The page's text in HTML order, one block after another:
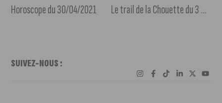
Horoscope du 30/04/2021 Le trail de la Chouette du 3 mai au 6 juin en version connectée
SUIVEZ-NOUS :